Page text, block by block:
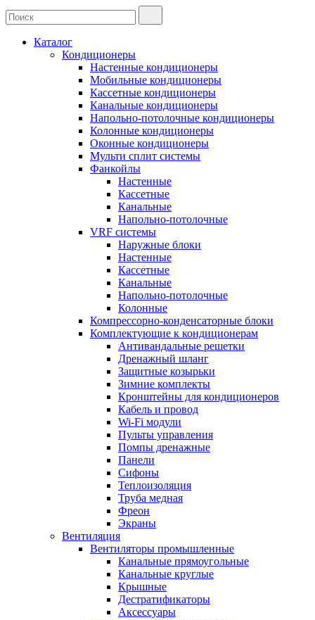
Каталог
Кондиционеры
Настенные кондиционеры
Мобильные кондиционеры
Кассетные кондиционеры
Канальные кондиционеры
Напольно-потолочные кондиционеры
Колонные кондиционеры
Оконные кондиционеры
Мульти сплит системы
Фанкойлы
Настенные
Кассетные
Канальные
Напольно-потолочные
VRF системы
Наружные блоки
Настенные
Кассетные
Канальные
Напольно-потолочные
Колонные
Компрессорно-конденсаторные блоки
Комплектующие к кондиционерам
Антивандальные решетки
Дренажный шланг
Защитные козырьки
Зимние комплекты
Кронштейны для кондиционеров
Кабель и провод
Wi-Fi модули
Пульты управления
Помпы дренажные
Панели
Сифоны
Теплоизоляция
Труба медная
Фреон
Экраны
Вентиляция
Вентиляторы промышленные
Канальные прямоугольные
Канальные круглые
Крышные
Дестратификаторы
Аксессуары